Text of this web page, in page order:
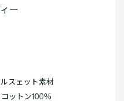
ー
スェット素材
ットン100％